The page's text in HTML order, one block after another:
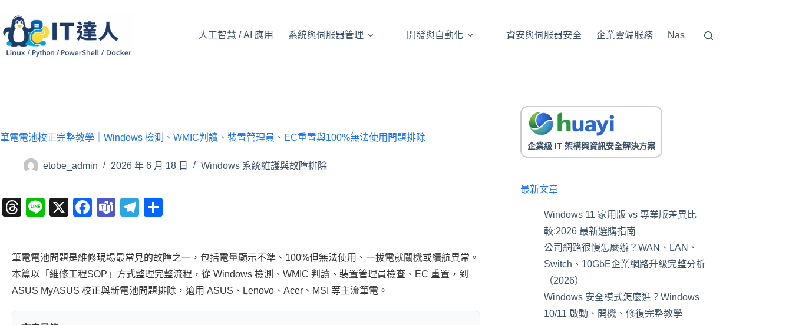
主
要
人工智慧 / AI 應用 系統與伺服器管理 開發與自動化 資安與伺服器安全 企業雲端服務 Nas
筆電電池校正完整教學｜Windows 檢測、WMIC判讀、裝置管理員、EC重置與100%無法使用問題排除
etobe_admin 2026 年 6 月 18 日 Windows 系統維護與故障排除
T
a
d
Li
X
F
e
b
o
T
m
s
T
gr
a
m
筆電電池問題是維修現場最常見的故障之一，包括電量顯示不準、100%但無法使用、一拔電就關機或續航異常。
本篇以「維修工程SOP」方式整理完整流程，從 Windows 檢測、WMIC 判讀、裝置管理員檢查、EC 重置，到
ASUS MyASUS 校正與新電池問題排除，適用 ASUS、Lenovo、Acer、MSI 等主流筆電。
企業級 IT 架構與資訊安全解決方案
最新文章
Windows 11 家用版 vs 專業版差異比
較:2026 最新選購指南
公司網路很慢怎麼辦？WAN、LAN、
Switch、10GbE企業網路升級完整分析
（2026）
Windows 安全模式怎麼進？Windows
10/11 啟動、開機、修復完整教學